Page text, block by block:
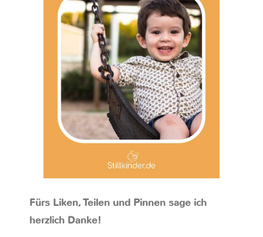
Fürs Liken, Teilen und Pinnen sage ich
herzlich Danke!